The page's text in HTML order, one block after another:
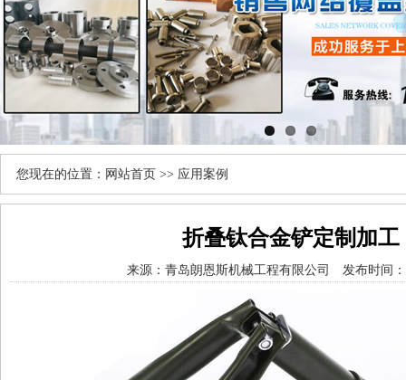
您现在的位置： 网站首页 >> 应用案例
折叠钛合金铲定制加工
来源： 青岛朗恩斯机械工程有限公司 发布时间：